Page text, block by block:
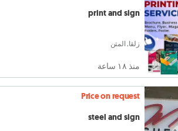
print and sign
زلقا, المتن
منذ ١٨ ساعة
Price on request
steel and sign